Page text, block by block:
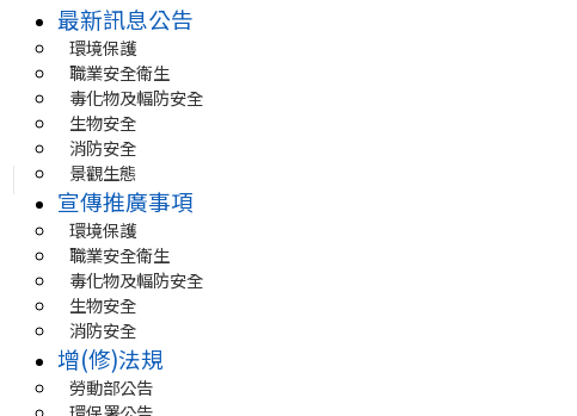
最新訊息公告
環境保護
職業安全衛生
毒化物及輻防安全
生物安全
消防安全
景觀生態
宣傳推廣事項
環境保護
職業安全衛生
毒化物及輻防安全
生物安全
消防安全
增(修)法規
勞動部公告